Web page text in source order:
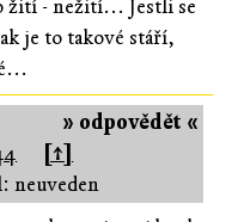
- nežití... Jestli se
je to takové stáří,
» odpovědět «
[↑]
neuveden